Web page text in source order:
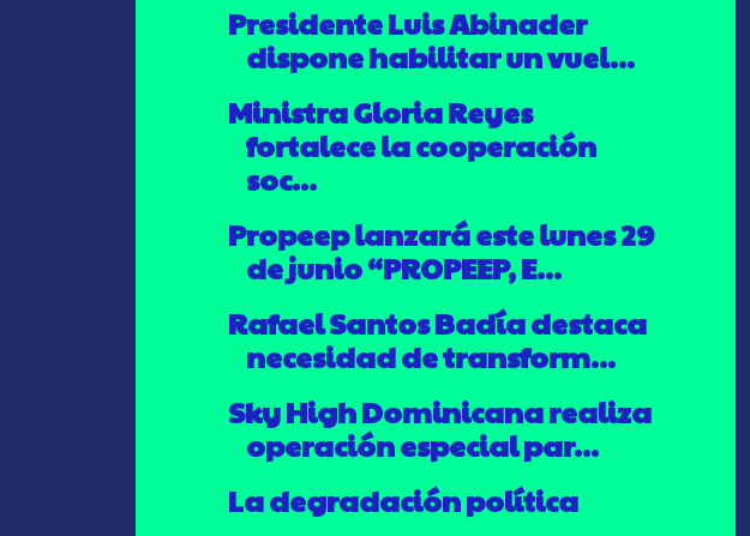
Presidente Luis Abinader
dispone habilitar un vuel...
Ministra Gloria Reyes
fortalece la cooperación
soc...
Propeep lanzará este lunes 29
de junio “PROPEEP, E...
Rafael Santos Badía destaca
necesidad de transform...
Sky High Dominicana realiza
operación especial par...
La degradación política